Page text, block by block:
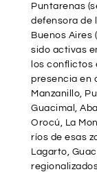
Puntarenas
defensora de
Buenos Aires
sido activas
los conflictos
presencia en
Manzanillo,
Guacimal,
Orocú, La
ríos de esas
Lagarto,